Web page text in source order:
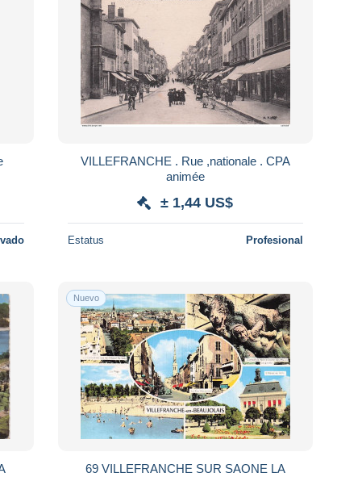
VILLEFRANCHE . Rue ,nationale . CPA
animée
± 1,44 US$
Estatus Profesional
Nuevo
69 VILLEFRANCHE SUR SAONE LA